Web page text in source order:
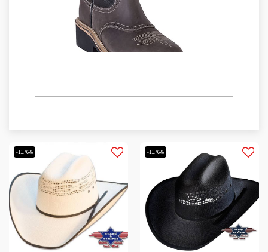
-11.76% -11.76%